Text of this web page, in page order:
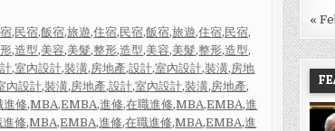
, 民宿,飯宿,旅遊,住宿, 民宿,飯宿,旅遊,住宿, 民宿,
,造型,美容,美髮,整形,造型,美容,美髮,整形,造型,
,室內設計,裝潢,房地產,設計,室內設計,裝潢,房地
內設計,裝潢,房地產,設計,室內設計,裝潢,房地產,
進修,MBA,EMBA,進修,在職進修,MBA,EMBA,進
進修,MBA,EMBA,進修,在職進修,MBA,EMBA,進
«